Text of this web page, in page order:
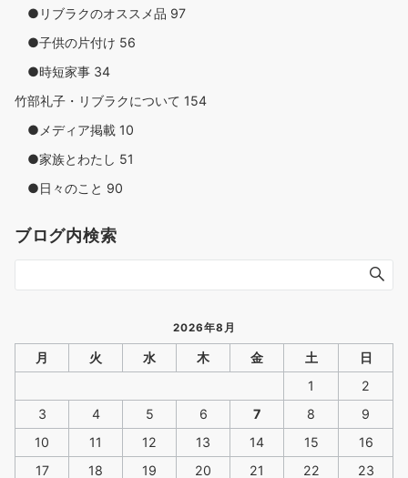
●リブラクのオススメ品 97
●子供の片付け 56
●時短家事 34
竹部礼子・リブラクについて 154
●メディア掲載 10
●家族とわたし 51
●日々のこと 90
ブログ内検索
2026年8月
月 火 水 木 金 土
日
1
2
3
4 5 6 7 8
9
10
11 12 13 14 15
16
17
18 19 20 21 22 23